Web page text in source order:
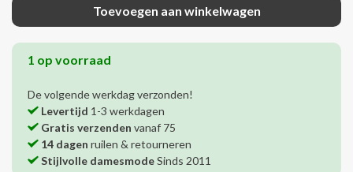
Toevoegen aan winkelwagen
1 op voorraad
De volgende werkdag verzonden!
Levertijd 1-3 werkdagen
Gratis verzenden vanaf 75
14 dagen ruilen & retourneren
Stijlvolle damesmodeSinds 2011